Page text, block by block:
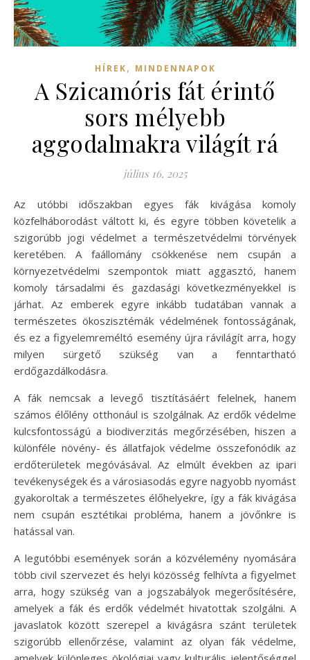
HÍREK, MINDENNAPOK
A Szicamóris fát érintő
sors mélyebb
aggodalmakra világít rá
július 16, 2025
Az utóbbi időszakban egyes fák kivágása komoly
közfelháborodást váltott ki, és egyre többen követelik a
szigorúbb jogi védelmet a természetvédelmi törvények
keretében. A faállomány csökkenése nem csupán a
környezetvédelmi szempontok miatt aggasztó, hanem
komoly társadalmi és gazdasági következményekkel is
járhat. Az emberek egyre inkább tudatában vannak a
természetes ökoszisztémák védelmének fontosságának,
és ez a figyelemreméltó esemény újra rávilágít arra, hogy
milyen sürgető szükség van a fenntartható
erdőgazdálkodásra.
A fák nemcsak a levegő tisztításáért felelnek, hanem
számos élőlény otthonául is szolgálnak. Az erdők védelme
kulcsfontosságú a biodiverzitás megőrzésében, hiszen a
különféle növény- és állatfajok védelme összefonódik az
erdőterületek megóvásával. Az elmúlt években az ipari
tevékenységek és a városiasodás egyre nagyobb nyomást
gyakoroltak a természetes élőhelyekre, így a fák kivágása
nem csupán esztétikai probléma, hanem a jövőnkre is
hatással van.
A legutóbbi események során a közvélemény nyomására
több civil szervezet és helyi közösség felhívta a figyelmet
arra, hogy szükség van a jogszabályok megerősítésére,
amelyek a fák és erdők védelmét hivatottak szolgálni. A
javaslatok között szerepel a kivágásra szánt területek
szigorúbb ellenőrzése, valamint az olyan fák védelme,